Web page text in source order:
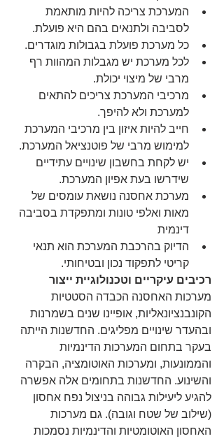
המערכת צריכה להיות מותאמת
לסביבה ולתנאים בהם היא פועלת.
כל מערכת פועלת בגבולות מוגדרים.
לכל מערכת יש מגבלות המהוות רף
מרבי של מיצוי יכולת.
מרכיבי המערכת צריכים להתאים
למערכת ולא להיפך.
חייב להיות איזון בין מרכיבי המערכת
למימוש מרבי של פוטנציאל המערכת.
יש לקחת בחשבון שינויים עתידיים
שידרשו בעת אפיון המערכת.
מערכת אחסנה נושאת עומסים של
מאות ואלפי טונות ומתפקדת בסביבה
דינמית
הדיוק בהרכבת המערכת הוא תנאי
קריטי לתפקוד נכון ובטיחותי.
רכיבים עיקריים וטכנולוגיית ייצור
מערכות האחסנה הכבדה הסטטיות
הקונבנציונאליות, אופיינו שנים בשמרנות
ובהעדר שינויים מפליגים. החדשנות הייתה
בעקר בתחום המערכות הדינמיות
והממונעות, ומערכות האוטומציה, הבקרה
והשינוע. החדשנות בתחומים אלה אפשרה
להגיע ליעילות גבוהה בניצול נפח אחסון
(שילוב של שטח וגובה). גם מערכות
האחסון האוטומטיות והדינמיות נסמכות